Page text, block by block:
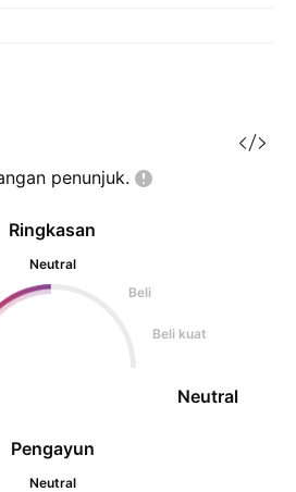
penunjuk.
Pengayun
Neutral
Ringkasan
Neutral
Beli
Beli kuat
Neutral